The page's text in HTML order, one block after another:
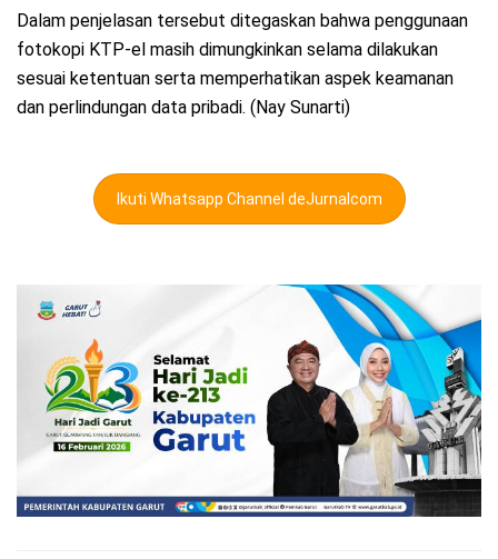
Dalam penjelasan tersebut ditegaskan bahwa penggunaan
fotokopi KTP-el masih dimungkinkan selama dilakukan
sesuai ketentuan serta memperhatikan aspek keamanan
dan perlindungan data pribadi. (Nay Sunarti)
Ikuti Whatsapp Channel deJurnalcom